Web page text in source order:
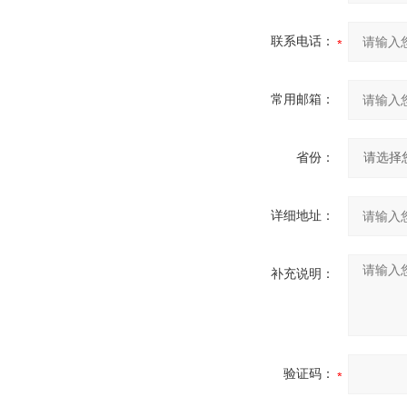
联系电话：
常用邮箱：
省份：
详细地址：
补充说明：
验证码：